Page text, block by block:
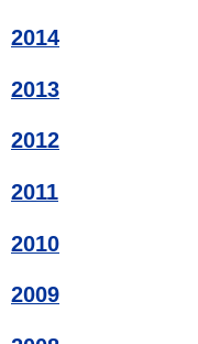
2014
2013
2012
2011
2010
2009